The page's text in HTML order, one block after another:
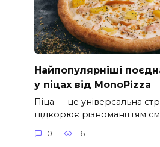
Найпопулярніші
у піцах від MonoPizza
Піца — це універсальна
підкорює різноманіттям
0 16